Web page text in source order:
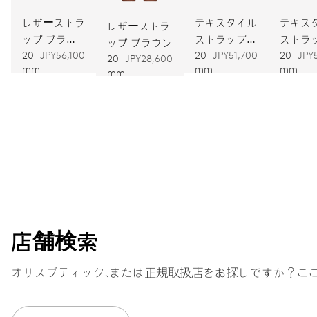
自動巻、レッドローター
振動
ストラップ
保証
レザーストラ
ップ ブラウ
ン
20
mm
JPY56,100
レザーストラ
ップ ブラウン
20
mm
JPY28,600
テキスタイル
ストラップ
グレー
20
mm
JPY51,700
テキス
ストラ
オリー
20
mm
店舗検索
オリスブティック、または正規取扱店をお探しですか？こ